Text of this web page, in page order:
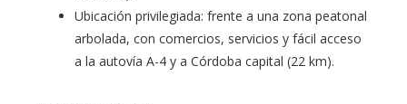
Ubicación privilegiada: frente a una zona peatonal
arbolada, con comercios, servicios y fácil acceso
a la autovía A-4 y a Córdoba capital (22 km).